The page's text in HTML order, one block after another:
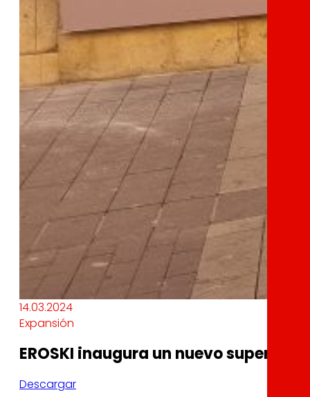
14.03.2024
Expansión
EROSKI inaugura un nuevo
Descargar